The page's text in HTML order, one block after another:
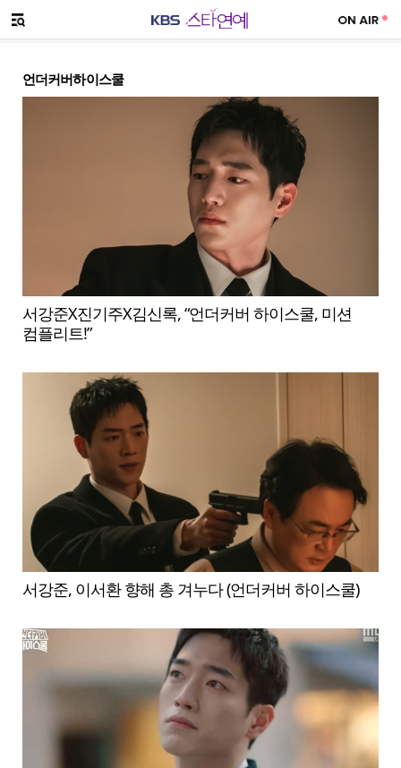
메뉴 열기
언더커버하이스쿨
서강준X진기주X김신록, “언더커버 하이스쿨, 미션
컴플리트!”
서강준, 이서환 향해 총 겨누다 (언더커버 하이스쿨)